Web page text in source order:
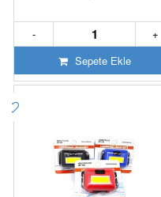
+
-
Sepete Ekle